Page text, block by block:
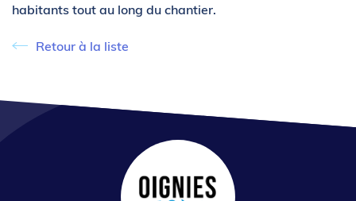
habitants tout au long du chantier.
Retour à la liste
Retour à la liste